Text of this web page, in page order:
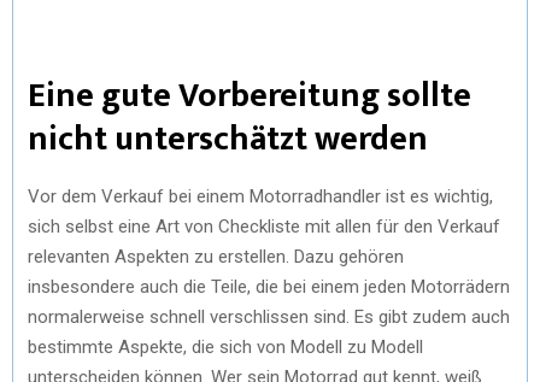
Eine gute Vorbereitung sollte
nicht unterschätzt werden
Vor dem Verkauf bei einem Motorradhandler ist es wichtig,
sich selbst eine Art von Checkliste mit allen für den Verkauf
relevanten Aspekten zu erstellen. Dazu gehören
insbesondere auch die Teile, die bei einem jeden Motorrädern
normalerweise schnell verschlissen sind. Es gibt zudem auch
bestimmte Aspekte, die sich von Modell zu Modell
unterscheiden können. Wer sein Motorrad gut kennt, weiß